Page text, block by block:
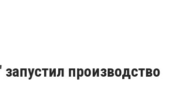
производство